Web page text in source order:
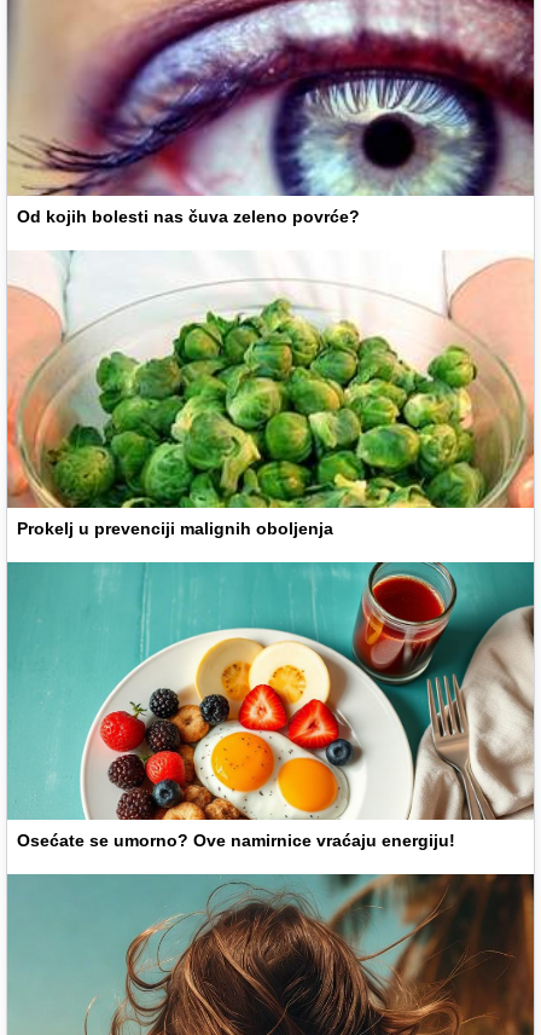
Od kojih bolesti nas čuva zeleno povrće?
Prokelj u prevenciji malignih oboljenja
Osećate se umorno? Ove namirnice vraćaju energiju!